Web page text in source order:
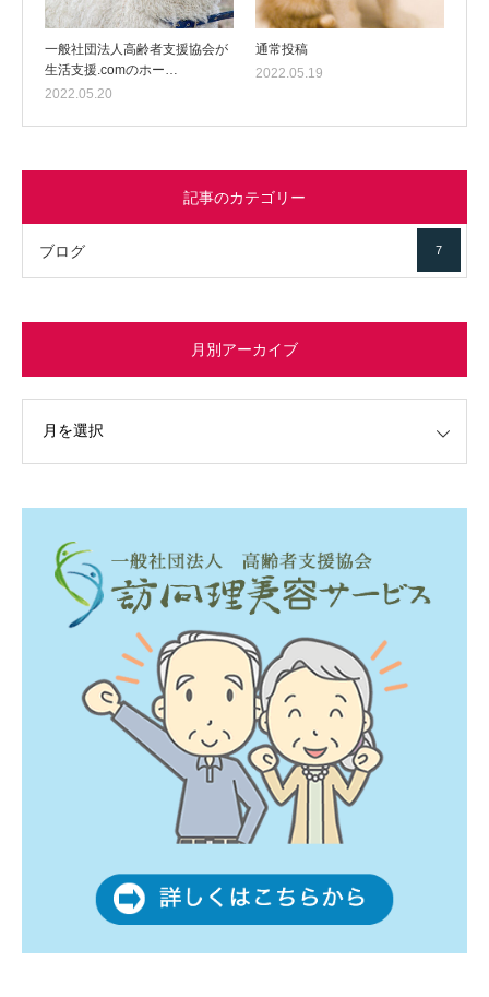
一般社団法人高齢者支援協会が
生活支援.comのホー…
2022.05.20
通常投稿
2022.05.19
記事のカテゴリー
ブログ 7
月別アーカイブ